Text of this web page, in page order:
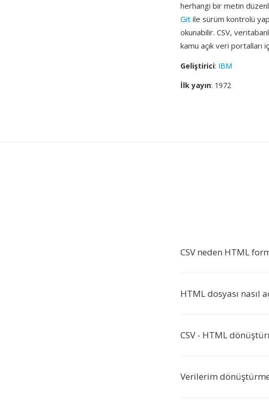
herhangi bir metin
Git ile sürüm kontrolü
okunabilir. CSV,
kamu açık veri portalları
Geliştirici: IBM
İlk yayın: 1972
CSV neden HTML
HTML dosyası nasıl
CSV - HTML
Verilerim dönüştürme